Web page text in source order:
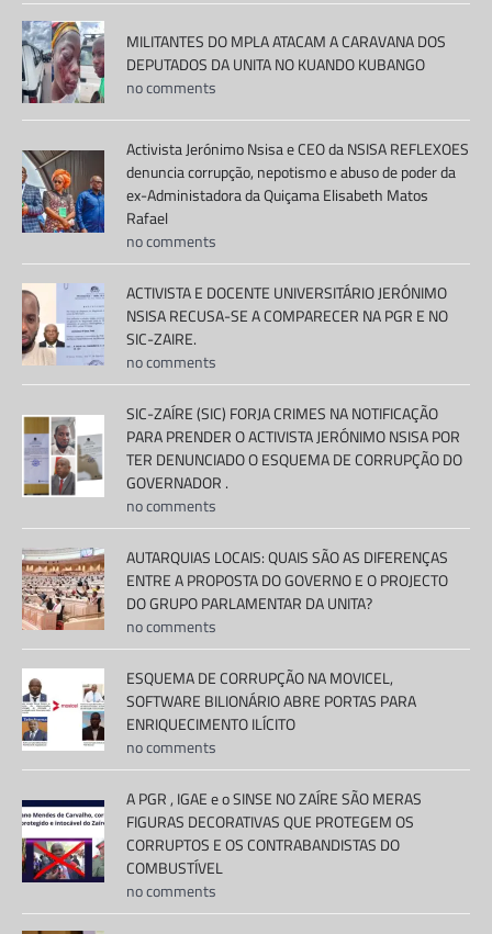
MILITANTES DO MPLA ATACAM A CARAVANA DOS
DEPUTADOS DA UNITA NO KUANDO KUBANGO
no comments
Activista Jerónimo Nsisa e CEO da NSISA REFLEXOES
denuncia corrupção, nepotismo e abuso de poder da
ex-Administadora da Quiçama Elisabeth Matos
Rafael
no comments
ACTIVISTA E DOCENTE UNIVERSITÁRIO JERÓNIMO
NSISA RECUSA-SE A COMPARECER NA PGR E NO
SIC-ZAIRE.
no comments
SIC-ZAÍRE (SIC) FORJA CRIMES NA NOTIFICAÇÃO
PARA PRENDER O ACTIVISTA JERÓNIMO NSISA POR
TER DENUNCIADO O ESQUEMA DE CORRUPÇÃO DO
GOVERNADOR .
no comments
AUTARQUIAS LOCAIS: QUAIS SÃO AS DIFERENÇAS
ENTRE A PROPOSTA DO GOVERNO E O PROJECTO
DO GRUPO PARLAMENTAR DA UNITA?
no comments
ESQUEMA DE CORRUPÇÃO NA MOVICEL,
SOFTWARE BILIONÁRIO ABRE PORTAS PARA
ENRIQUECIMENTO ILÍCITO
no comments
A PGR , IGAE e o SINSE NO ZAÍRE SÃO MERAS
FIGURAS DECORATIVAS QUE PROTEGEM OS
CORRUPTOS E OS CONTRABANDISTAS DO
COMBUSTÍVEL
no comments